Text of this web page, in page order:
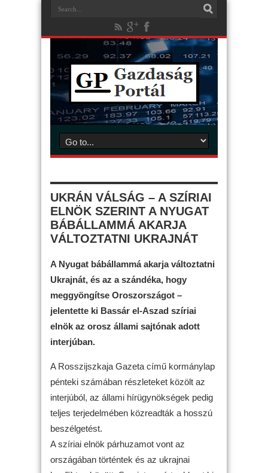
UKRÁN VÁLSÁG – A SZÍRIAI
ELNÖK SZERINT A NYUGAT
BÁBÁLLAMMÁ AKARJA
VÁLTOZTATNI UKRAJNÁT
A Nyugat bábállammá akarja változtatni
Ukrajnát, és az a szándéka, hogy
meggyöngítse Oroszországot –
jelentette ki Bassár el-Aszad szíriai
elnök az orosz állami sajtónak adott
interjúban.
A Rosszijszkaja Gazeta című kormánylap
pénteki számában részleteket közölt az
interjúból, az állami hírügynökségek pedig
teljes terjedelmében közreadták a hosszú
beszélgetést.
A szíriai elnök párhuzamot vont az
országában történtek és az ukrajnai